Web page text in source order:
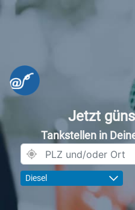
Jetzt
Tankstellen in
Diesel